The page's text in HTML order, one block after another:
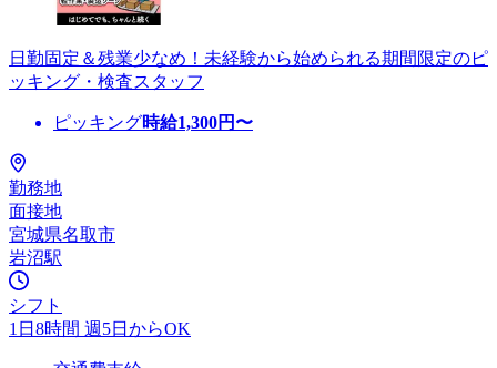
日勤固定＆残業少なめ！未経験から始められる期間限定のピ
ッキング・検査スタッフ
ピッキング時給1,300円〜
勤務地
面接地
宮城県名取市
岩沼駅
シフト
1日8時間 週5日からOK